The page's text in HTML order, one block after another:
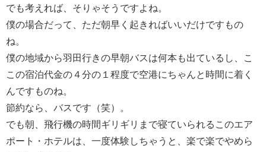
でも考えれば、そりゃそうですよね。
僕の場合だって、ただ朝早く起きればいいだけですもの
ね。
僕の地域から羽田行きの早朝バスは何本も出ているし、こ
この宿泊代金の４分の１程度で空港にちゃんと時間に着く
んですものね。
節約なら、バスです（笑）。
でも朝、飛行機の時間ギリギリまで寝ていられるこのエア
ポート・ホテルは、一度体験しちゃうと、楽で楽でやめら